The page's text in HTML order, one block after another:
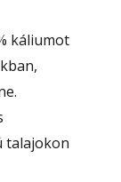
káliumot
talajokon